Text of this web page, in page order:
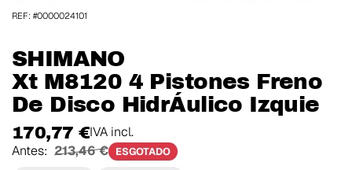
SHIMANO
Xt M8120 4 Pistones Freno
De Disco HidrÁulico Izquie
170,77 €IVA incl.
Antes: 213,46 € ESGOTADO
REF: #0000024101